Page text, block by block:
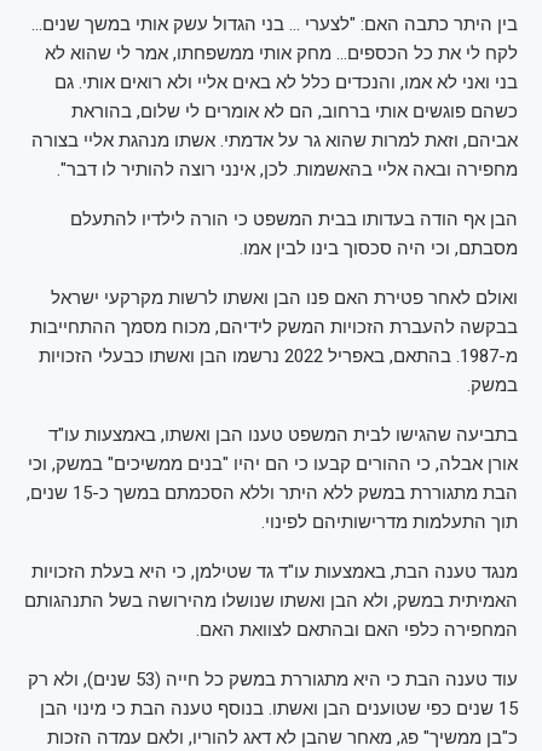
בין היתר כתבה האם: "לצערי … בני הגדול עשק אותי במשך שנים…
לקח לי את כל הכספים… מחק אותי ממשפחתו, אמר לי שהוא לא
בני ואני לא אמו, והנכדים כלל לא באים אליי ולא רואים אותי. גם
כשהם פוגשים אותי ברחוב, הם לא אומרים לי שלום, בהוראת
אביהם, וזאת למרות שהוא גר על אדמתי. אשתו מנהגת אליי בצורה
מחפירה ובאה אליי בהאשמות. לכן, אינני רוצה להותיר לו דבר".
הבן אף הודה בעדותו בבית המשפט כי הורה לילדיו להתעלם
מסבתם, וכי היה סכסוך בינו לבין אמו.
ואולם לאחר פטירת האם פנו הבן ואשתו לרשות מקרקעי ישראל
בבקשה להעברת הזכויות המשק לידיהם, מכוח מסמך ההתחייבות
מ-1987. בהתאם, באפריל 2022 נרשמו הבן ואשתו כבעלי הזכויות
במשק.
בתביעה שהגישו לבית המשפט טענו הבן ואשתו, באמצעות עו"ד
אורן אבלה, כי ההורים קבעו כי הם יהיו "בנים ממשיכים" במשק, וכי
הבת מתגוררת במשק ללא היתר וללא הסכמתם במשך כ-15 שנים,
תוך התעלמות מדרישותיהם לפינוי.
מנגד טענה הבת, באמצעות עו"ד גד שטילמן, כי היא בעלת הזכויות
האמיתית במשק, ולא הבן ואשתו שנושלו מהירושה בשל התנהגותם
המחפירה כלפי האם ובהתאם לצוואת האם.
עוד טענה הבת כי היא מתגוררת במשק כל חייה (53 שנים), ולא רק
15 שנים כפי שטוענים הבן ואשתו. בנוסף טענה הבת כי מינוי הבן
כ"בן ממשיך" פג, מאחר שהבן לא דאג להוריו, ולאם עמדה הזכות